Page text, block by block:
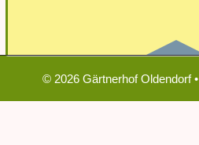
© 2026 Gärtnerhof Oldendorf •